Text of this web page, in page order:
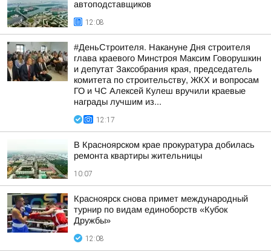
автоподставщиков
12:08
#ДеньСтроителя. Накануне Дня строителя
глава краевого Минстроя Максим Говорушкин
и депутат Заксобрания края, председатель
комитета по строительству, ЖКХ и вопросам
ГО и ЧС Алексей Кулеш вручили краевые
награды лучшим из...
12:17
В Красноярском крае прокуратура добилась
ремонта квартиры жительницы
10:07
Красноярск снова примет международный
турнир по видам единоборств «Кубок
Дружбы»
12:08